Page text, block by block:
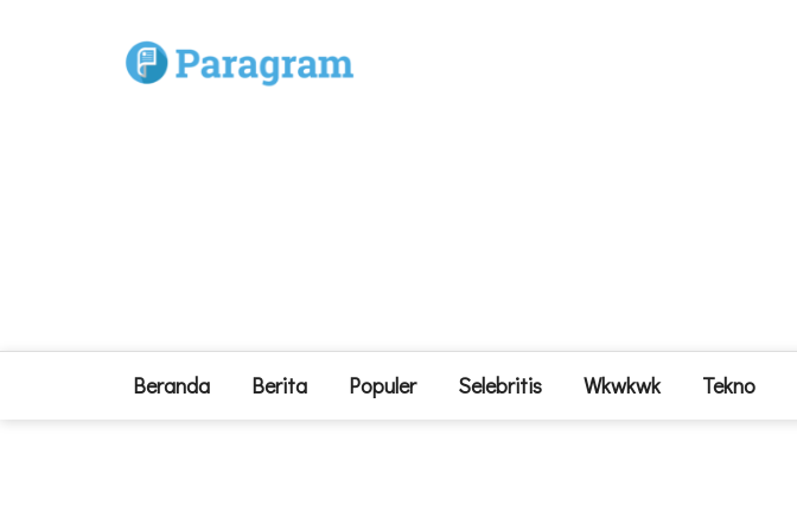
Beranda Berita Populer Selebritis Wkwkwk Tekno